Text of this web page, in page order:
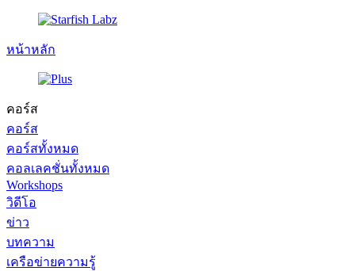
หน้าหลัก
คอร์ส
คอร์ส
คอร์สทั้งหมด
คอลเลคชั่นทั้งหมด
Workshops
วิดีโอ
ข่าว
บทความ
เครือข่ายความรู้